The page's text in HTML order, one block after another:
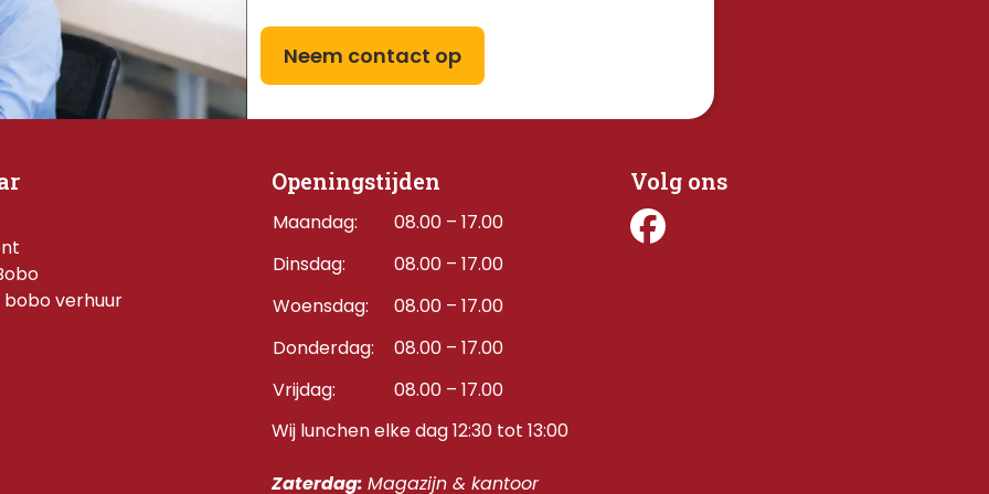
Neem contact op
verhuur
Openingstijden
Maandag:
08.00 – 17.00
Dinsdag:
08.00 – 17.00
Woensdag:
08.00 – 17.00
Donderdag: 08.00 – 17.00
Vrijdag:
08.00 – 17.00
Wij lunchen elke dag 12:30 tot 13:00
Zaterdag: Magazijn & kantoor
Volg ons